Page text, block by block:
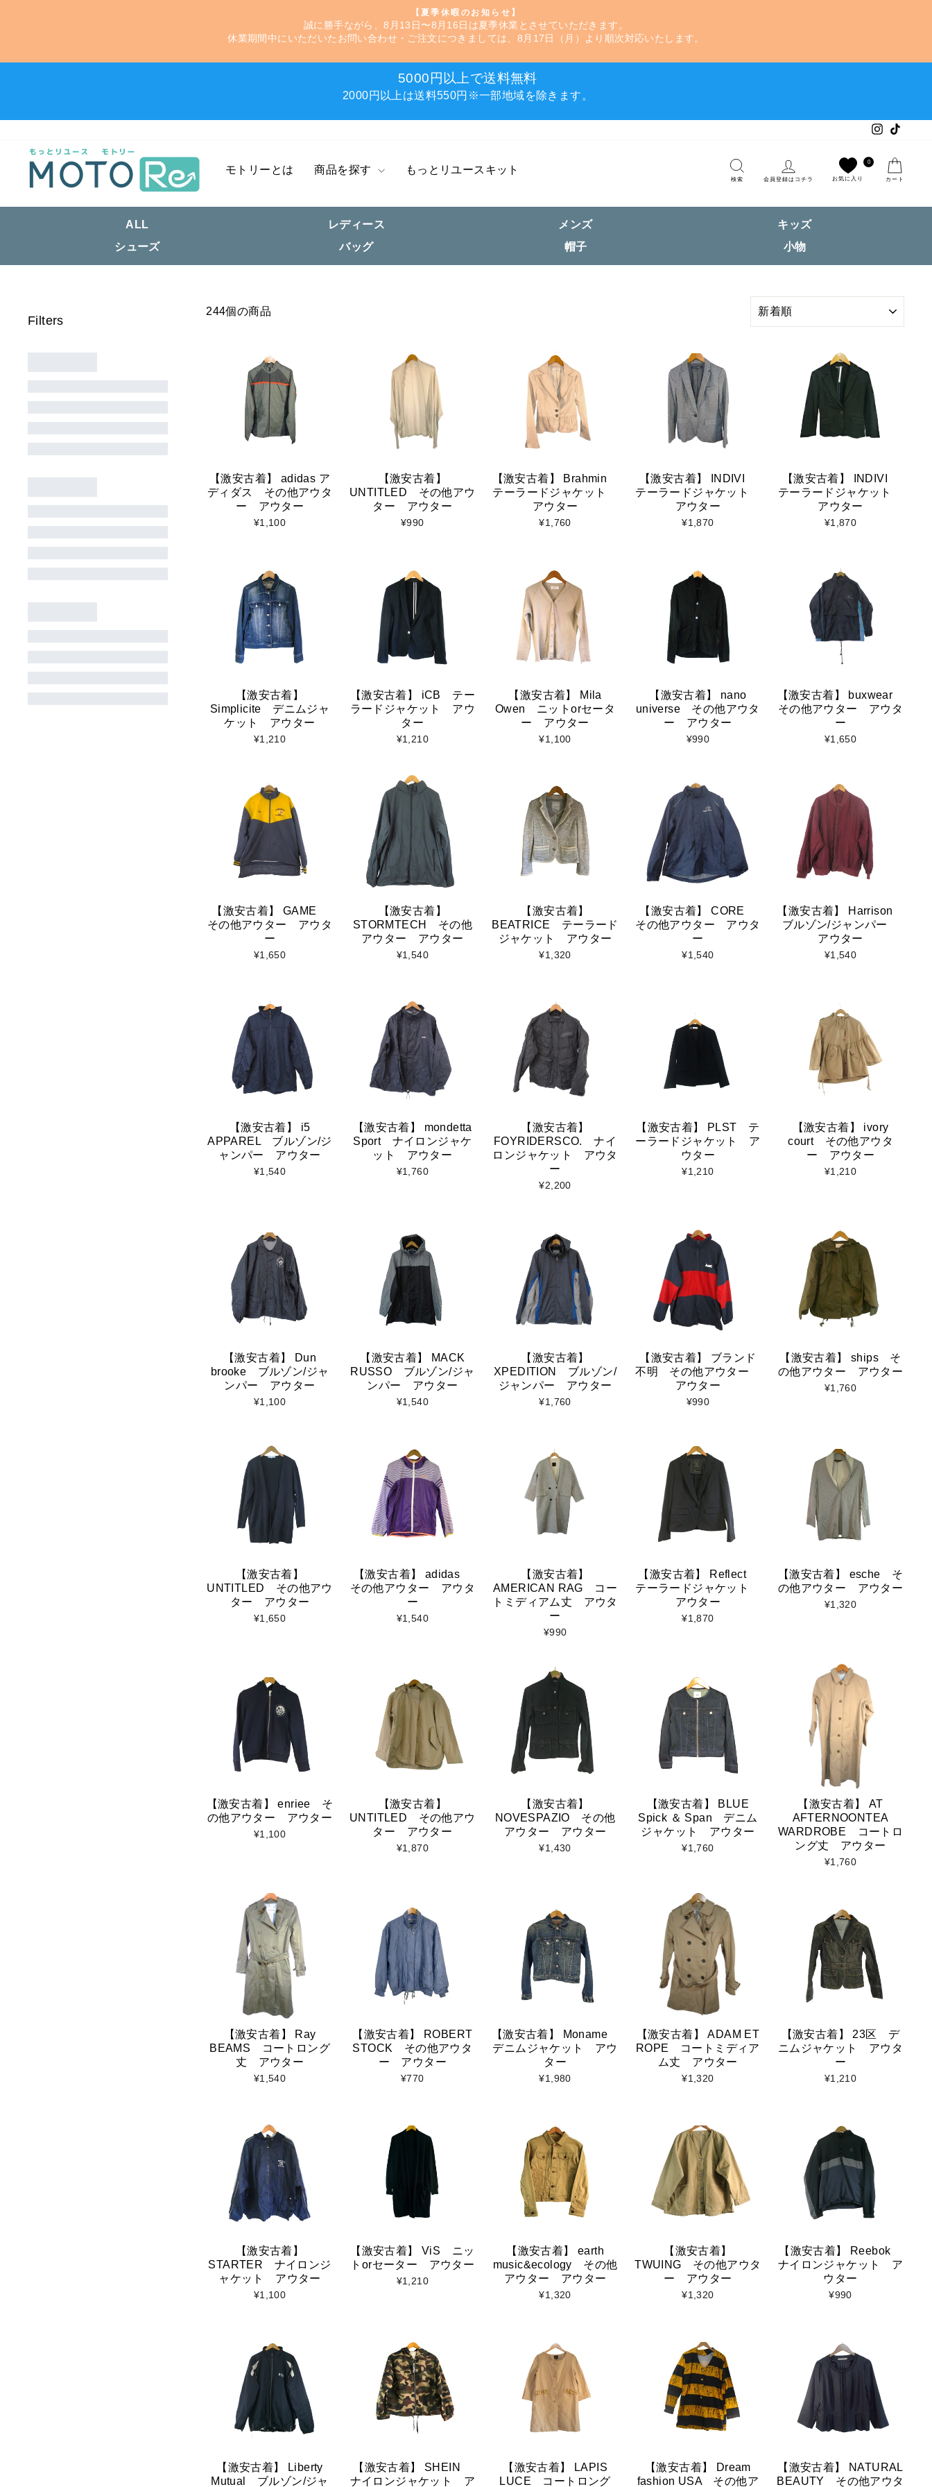
ス
ラ
ド
シ
ョ
ー
時
【夏季休暇のお知らせ】
誠に勝手ながら、8月13日〜8月16日は夏季休業とさせていただきます。
休業期間中にいただいたお問い合わせ・ご注文につきましては、8月17日（月）より順次対応いたします。
ス
イ
ョ
5000円以上で送料無料
2000円以上は送料550円※一部地域を除きます。
Instagram
モトリーとは 商品を探す もっとリユースキット
検索
ログイン
会員登録はコチラ
0
お気に入り カート
ALL レディース メンズ
キッズ
シューズ
バッグ 帽子 小物
244個の商品
り
込
【激安古着】 adidas ア
ディダス その他アウタ
ー アウター
¥1,100
【激安古着】
UNTITLED その他アウ
ター アウター
¥990
【激安古着】 Brahmin
テーラードジャケット
アウター
¥1,760
【激安古着】 INDIVI
テーラードジャケット
アウター
¥1,870
【激安古着】 INDIVI
テーラードジャケット
アウター
¥1,870
【激安古着】
Simplicite デニムジャ
ケット アウター
¥1,210
【激安古着】 iCB テー
ラードジャケット アウ
ター
¥1,210
【激安古着】 Mila
Owen ニットorセータ
ー アウター
¥1,100
【激安古着】 nano
universe その他アウタ
ー アウター
¥990
【激安古着】 buxwear
その他アウター アウタ
ー
¥1,650
【激安古着】 GAME
その他アウター アウタ
ー
¥1,650
【激安古着】
STORMTECH その他
アウター アウター
¥1,540
【激安古着】
BEATRICE テーラード
ジャケット アウター
¥1,320
【激安古着】 CORE
その他アウター アウタ
ー
¥1,540
【激安古着】 Harrison
ブルゾン/ジャンパー
アウター
¥1,540
【激安古着】 i5
APPAREL ブルゾン/ジ
ャンパー アウター
¥1,540
【激安古着】 mondetta
Sport ナイロンジャケ
ット アウター
¥1,760
【激安古着】
FOYRIDERSCO. ナイ
ロンジャケット アウタ
ー
¥2,200
【激安古着】 PLST テ
ーラードジャケット ア
ウター
¥1,210
【激安古着】 ivory
court その他アウタ
ー アウター
¥1,210
【激安古着】 Dun
brooke ブルゾン/ジャ
ンパー アウター
¥1,100
【激安古着】 MACK
RUSSO ブルゾン/ジャ
ンパー アウター
¥1,540
【激安古着】
XPEDITION ブルゾン/
ジャンパー アウター
¥1,760
【激安古着】 ブランド
不明 その他アウター
アウター
¥990
【激安古着】 ships そ
の他アウター アウター
¥1,760
【激安古着】
UNTITLED その他アウ
ター アウター
¥1,650
【激安古着】 adidas
その他アウター アウタ
ー
¥1,540
【激安古着】
AMERICAN RAG コー
トミディアム丈 アウタ
ー
¥990
【激安古着】 Reflect
テーラードジャケット
アウター
¥1,870
【激安古着】 esche そ
の他アウター アウター
¥1,320
【激安古着】 enriee そ
の他アウター アウター
¥1,100
【激安古着】
UNTITLED その他アウ
ター アウター
¥1,870
【激安古着】
NOVESPAZIO その他
アウター アウター
¥1,430
【激安古着】 BLUE
Spick ＆ Span デニム
ジャケット アウター
¥1,760
【激安古着】 AT
AFTERNOONTEA
WARDROBE コートロ
ング丈 アウター
¥1,760
【激安古着】 Ray
BEAMS コートロング
丈 アウター
¥1,540
【激安古着】 ROBERT
STOCK その他アウタ
ー アウター
¥770
【激安古着】 Moname
デニムジャケット アウ
ター
¥1,980
【激安古着】 ADAM ET
ROPE コートミディア
ム丈 アウター
¥1,320
【激安古着】 23区 デ
ニムジャケット アウタ
ー
¥1,210
【激安古着】
STARTER ナイロンジ
ャケット アウター
¥1,100
【激安古着】 ViS ニッ
トorセーター アウター
¥1,210
【激安古着】 earth
music&ecology その他
アウター アウター
¥1,320
【激安古着】
TWUING その他アウタ
ー アウター
¥1,320
【激安古着】 Reebok
ナイロンジャケット ア
ウター
¥990
【激安古着】 Liberty
Mutual ブルゾン/ジャ
【激安古着】 SHEIN
ナイロンジャケット ア
【激安古着】 LAPIS
LUCE コートロング
【激安古着】 Dream
fashion USA その他ア
【激安古着】 NATURAL
BEAUTY その他アウタ